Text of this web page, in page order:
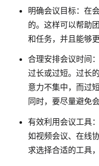
明确会议目标：在
的。这样可以帮助
和任务，并且能够
合理安排会议时间
过长或过短。过长
意力不集中，而过
同时，要尽量避免
有效利用会议工具
如视频会议、在线
求选择合适的工具